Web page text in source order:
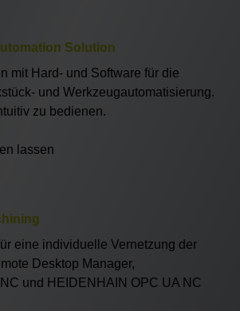
Solution
mit Hard- und Software für die
und Werkzeugautomatisierung.
zu bedienen.
lassen
eine individuelle Vernetzung der
Desktop Manager,
und HEIDENHAIN OPC UA NC